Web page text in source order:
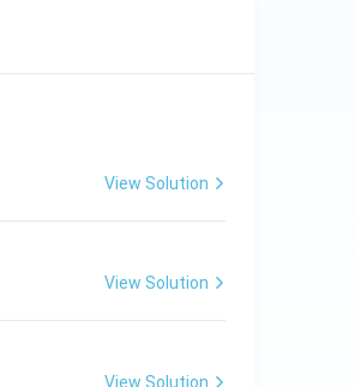
View Solution
View Solution
View Solution